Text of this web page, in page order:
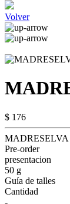
Volver
$ 176
Pre-order
presentacion
50 g
Guía de talles
Cantidad
-